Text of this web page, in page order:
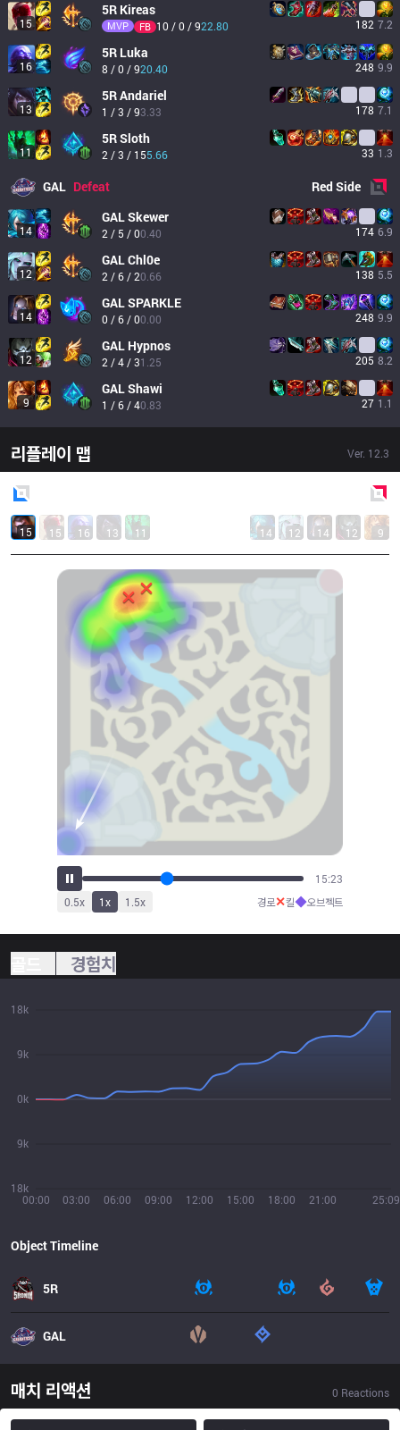
15
5R Kireas
MVP FB 10 / 0 / 922.80 182 7.2
16
5R Luka
8 / 0 / 920.40 248 9.9
13
5RAndariel
1 / 3 / 93.33 178 7.1
11
5RSloth
2 / 3 / 155.66 33 1.3
GAL Defeat RedSide
14
GALSkewer
2 / 5 / 00.40 174 6.9
12
GALChl0e
2 / 6 / 20.66 138 5.5
14
GALSPARKLE
0 / 6 / 00.00 248 9.9
12
GAL Hypnos
2 / 4 / 31.25 205 8.2
9
GALShawi
1 / 6 / 40.83 27 1.1
리플레이 맵 Ver. 12.3
15 15 16 13 11 14 12 14 12 9
16:39
0.5x 1x 1.5x 경로✕킬◆오브젝트
경험치
00:00 03:00 06:00 09:00 12:00 15:00 18:00 21:00 25:09
18k
9k
0k
9k
18k
Object Timeline
5R
GAL
매치 리액션 0 Reactions